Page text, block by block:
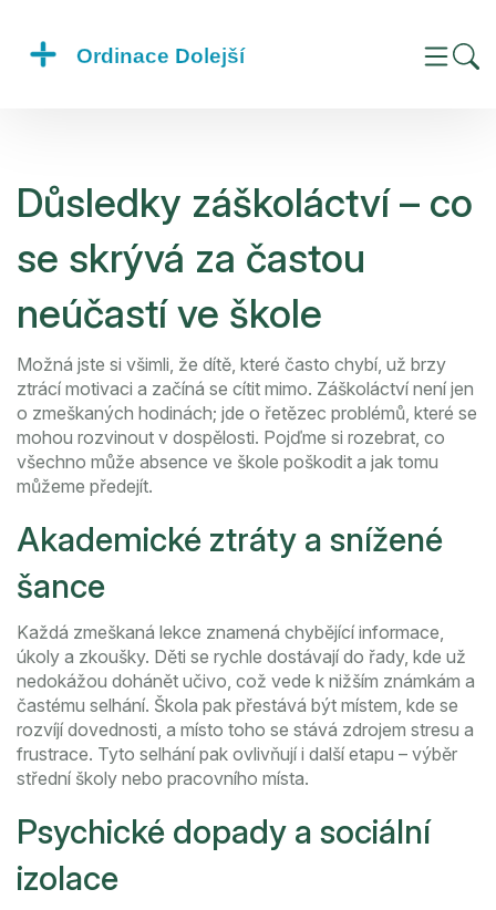
Důsledky záškoláctví – co
se skrývá za častou
neúčastí ve škole
Možná jste si všimli, že dítě, které často chybí, už brzy
ztrácí motivaci a začíná se cítit mimo. Záškoláctví není jen
o zmeškaných hodinách; jde o řetězec problémů, které se
mohou rozvinout v dospělosti. Pojďme si rozebrat, co
všechno může absence ve škole poškodit a jak tomu
můžeme předejít.
Akademické ztráty a snížené
šance
Každá zmeškaná lekce znamená chybějící informace,
úkoly a zkoušky. Děti se rychle dostávají do řady, kde už
nedokážou dohánět učivo, což vede k nižším známkám a
častému selhání. Škola pak přestává být místem, kde se
rozvíjí dovednosti, a místo toho se stává zdrojem stresu a
frustrace. Tyto selhání pak ovlivňují i další etapu – výběr
střední školy nebo pracovního místa.
Psychické dopady a sociální
izolace